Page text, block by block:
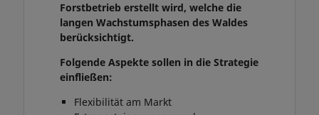
Forstbetrieb erstellt wird, welche die
langen Wachstumsphasen des Waldes
berücksichtigt.
Folgende Aspekte sollen in die Strategie
einfließen:
Flexibilität am Markt